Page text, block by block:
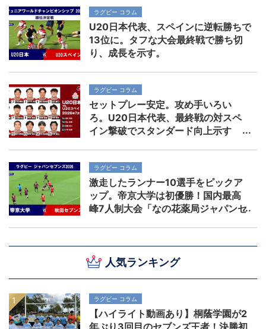
人気ランキング
ラグビー コラム
【ハイライト動画あり】桐蔭学園が2
ラグビー コラム
U20日本代表、スペインに逆転勝ちで
13位に。タフな大会最終戦で勝ち切
り、成長を示す。
ラグビー コラム
セットプレー安定。攻め手いろい
ろ。U20日本代表、最終戦の対スペ
イン撃破でスタンダード向上示す
ラグビー コラム
激走したランナー10選手をピックア
ップ。帝京大学は初優勝！国内最高
峰7人制大会「なの花薬局ジャパンセ